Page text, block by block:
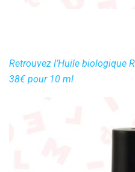
Retrouvez l’Huile biologique
38€ pour 10 ml